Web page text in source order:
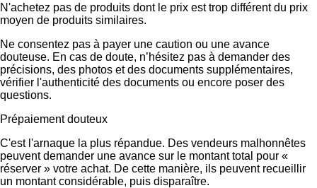
N'achetez pas de produits dont le prix est trop différent du prix
moyen de produits similaires.
Ne consentez pas à payer une caution ou une avance
douteuse. En cas de doute, n’hésitez pas à demander des
précisions, des photos et des documents supplémentaires,
vérifier l'authenticité des documents ou encore poser des
questions.
Prépaiement douteux
C'est l'arnaque la plus répandue. Des vendeurs malhonnêtes
peuvent demander une avance sur le montant total pour «
réserver » votre achat. De cette manière, ils peuvent recueillir
un montant considérable, puis disparaître.